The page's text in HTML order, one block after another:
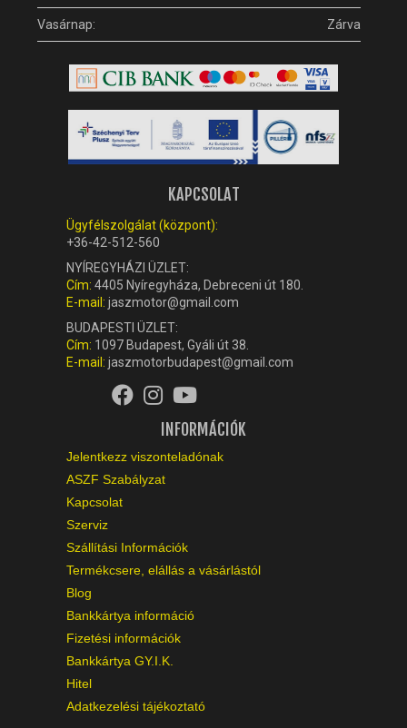
Vasárnap: Zárva
KAPCSOLAT
Ügyfélszolgálat (központ):
+36-42-512-560
NYÍREGYHÁZI ÜZLET:
Cím: 4405 Nyíregyháza, Debreceni út 180.
E-mail: jaszmotor@gmail.com
BUDAPESTI ÜZLET:
Cím: 1097 Budapest, Gyáli út 38.
E-mail: jaszmotorbudapest@gmail.com
INFORMÁCIÓK
Jelentkezz viszonteladónak
ASZF Szabályzat
Kapcsolat
Szerviz
Szállítási Információk
Termékcsere, elállás a vásárlástól
Blog
Bankkártya információ
Fizetési információk
Bankkártya GY.I.K.
Hitel
Adatkezelési tájékoztató